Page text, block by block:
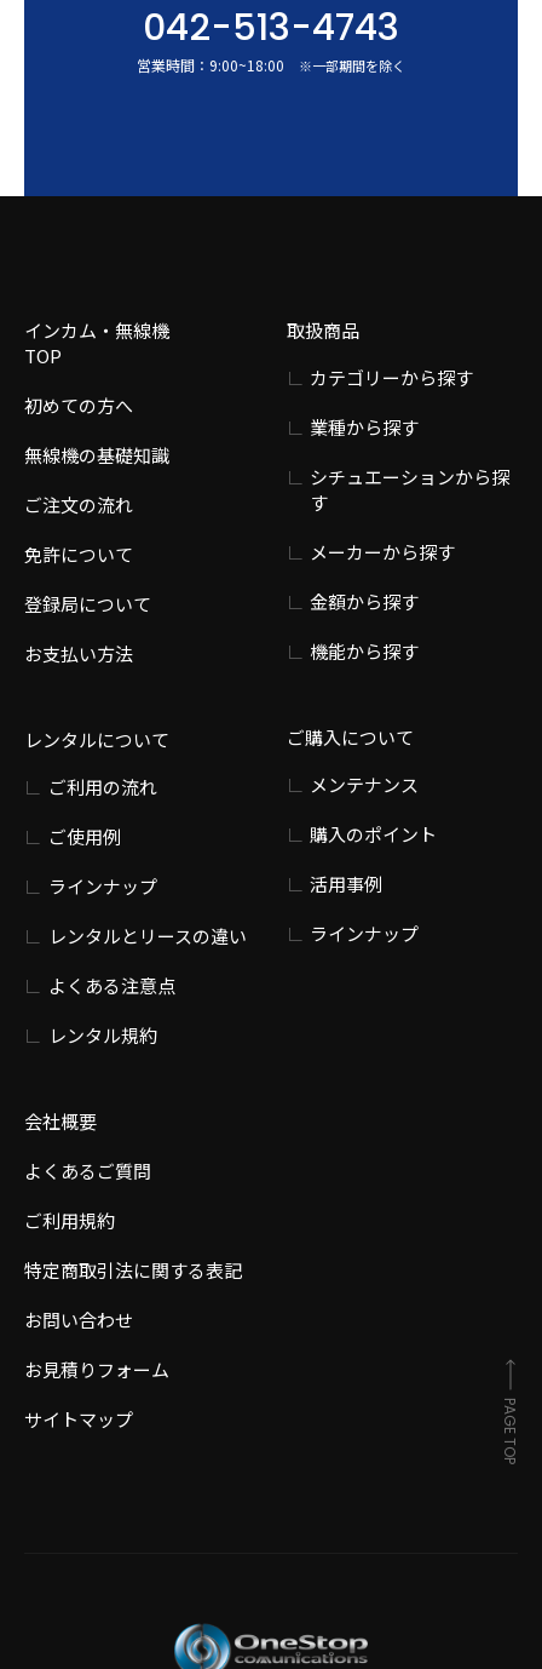
042-513-4743
営業時間： 9:00~18:00 ※一部期間を除く
インカム・無線機
TOP
初めての方へ
無線機の基礎知識
ご注文の流れ
免許について
登録局について
お支払い方法
レンタルについて
ご利用の流れ
ご使用例
ラインナップ
レンタルとリースの違い
よくある注意点
レンタル規約
会社概要
よくあるご質問
ご利用規約
特定商取引法に関する表記
お問い合わせ
お見積りフォーム
サイトマップ
取扱商品
カテゴリーから探す
業種から探す
シチュエーションから探
す
メーカーから探す
金額から探す
機能から探す
ご購入について
メンテナンス
購入のポイント
活用事例
ラインナップ
PAGE TOP